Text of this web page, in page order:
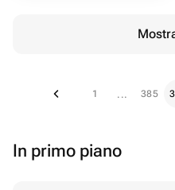
1 ... 385
In primo piano